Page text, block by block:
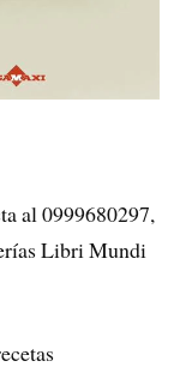
al 0999680297,
Libri Mundi